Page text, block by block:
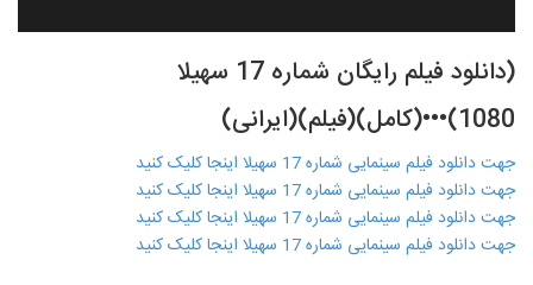
(دانلود فیلم رایگان شماره 17 سهیلا
1080)•••(کامل)(فیلم)(ایرانی)
جهت دانلود فیلم سینمایی شماره 17 سهیلا اینجا کلیک کنید
جهت دانلود فیلم سینمایی شماره 17 سهیلا اینجا کلیک کنید
جهت دانلود فیلم سینمایی شماره 17 سهیلا اینجا کلیک کنید
جهت دانلود فیلم سینمایی شماره 17 سهیلا اینجا کلیک کنید